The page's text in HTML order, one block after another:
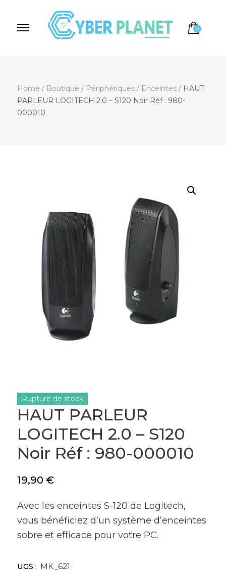
0
Home / Boutique / Périphériques / Enceintes / HAUT
PARLEUR LOGITECH 2.0 – S120 Noir Réf : 980-
000010
HAUT PARLEUR
LOGITECH 2.0 – S120
Noir Réf : 980-000010
19,90 €
Avec les enceintes S-120 de Logitech,
vous bénéficiez d’un système d’enceintes
sobre et efficace pour votre PC.
Rupture de stock
UGS : MK_621